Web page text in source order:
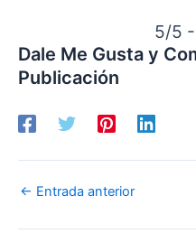
5/5
Dale Me Gusta y
Publicación
← Entrada anterior